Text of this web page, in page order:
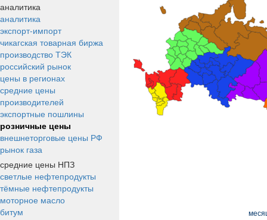
аналитика
аналитика
экспорт-импорт
чикагская товарная биржа
производство ТЭК
российский рынок
цены в регионах
средние цены
производителей
экспортные пошлины
розничные цены
внешнеторговые цены РФ
рынок газа
средние цены НПЗ
светлые нефтепродукты
тёмные нефтепродукты
моторное масло
битум